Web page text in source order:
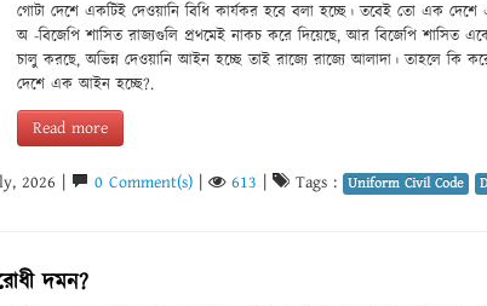
গোটা দেশে একটিই দেওয়ানি বিধি কার্যকর হবে বলা হচ্ছে। তবেই তো এক
অ -বিজেপি শাসিত রাজ্যগুলি প্রথমেই নাকচ করে দিয়েছে, আর বিজেপি
চালু করছে, অভিন্ন দেওয়ানি আইন হচ্ছে তাই রাজ্যে রাজ্যে আলাদা। তাহলে
দেশে এক আইন হচ্ছে?.
Read more
2026 | 0 Comment(s) 613 Tags : Uniform Civil Code
দমন?